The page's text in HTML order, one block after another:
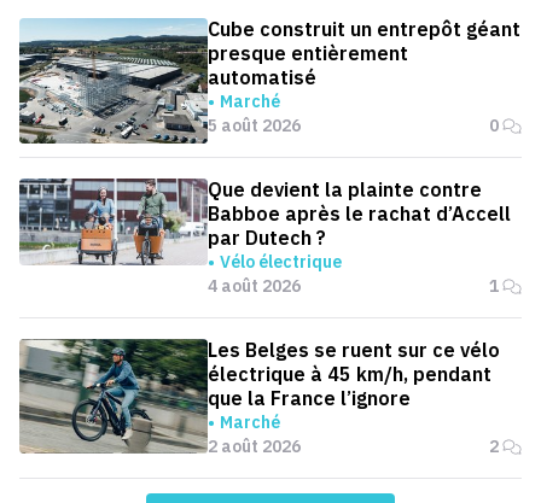
Cube construit un entrepôt géant
presque entièrement
automatisé
Marché
5 août 2026
0
Que devient la plainte contre
Babboe après le rachat d’Accell
par Dutech ?
Vélo électrique
4 août 2026
1
Les Belges se ruent sur ce vélo
électrique à 45 km/h, pendant
que la France l’ignore
Marché
2 août 2026
2